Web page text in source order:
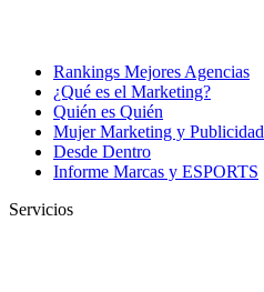
Rankings Mejores Agencias
¿Qué es el Marketing?
Quién es Quién
Mujer Marketing y Publicidad
Desde Dentro
Informe Marcas y ESPORTS
Servicios